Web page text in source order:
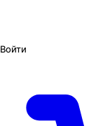
Войти